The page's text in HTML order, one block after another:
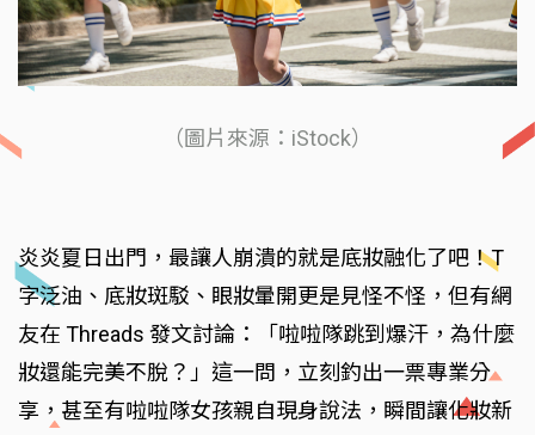
（圖片來源：iStock）
炎炎夏日出門，最讓人崩潰的就是底妝融化了吧！T
字泛油、底妝斑駁、眼妝暈開更是見怪不怪，但有網
友在 Threads 發文討論：「啦啦隊跳到爆汗，為什麼
妝還能完美不脫？」這一問，立刻釣出一票專業分
享，甚至有啦啦隊女孩親自現身說法，瞬間讓化妝新